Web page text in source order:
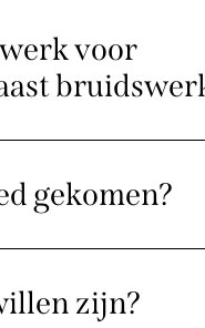
voor
gekomen?
zijn?